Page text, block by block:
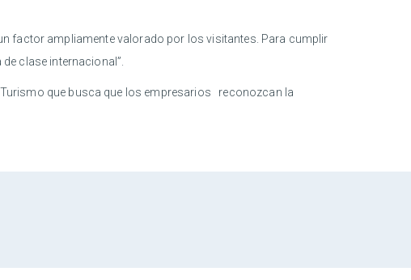
factor ampliamente valorado por los visitantes. Para cumplir
clase internacional”.
que busca que los empresarios reconozcan la